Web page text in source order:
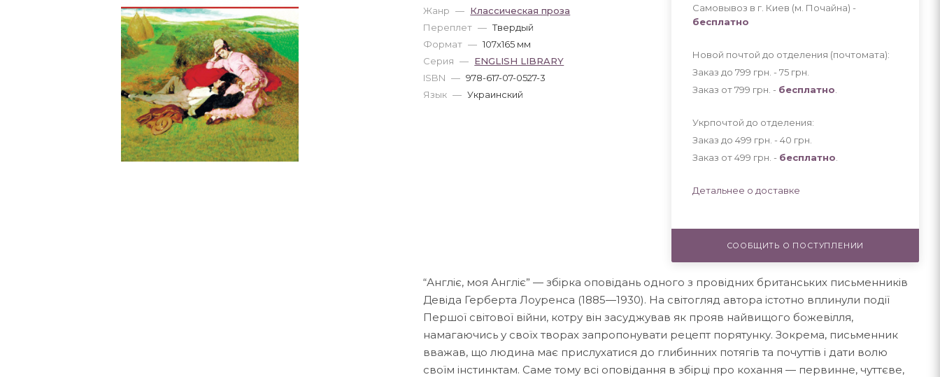
Жанр — Классическая проза
Переплет — Твердый
Формат — 107x165 мм
Серия — ENGLISH LIBRARY
ISBN — 978-617-07-0527-3
Язык — Украинский
Самовывоз в г. Киев (м. Почайна) -
бесплатно
Новой почтой до отделения (почтомата):
Заказ до 799 грн. - 75 грн
Заказ от 799 грн. - бесплатно
Укрпочтой до отделения:
Заказ до 499 грн. - 40 грн
Заказ от 499 грн. - бесплатно
Детальнее о доставке
СООБЩИТЬ О ПОСТУПЛЕНИИ
“Англіє, моя Англіє” — збірка оповідань одного з провідних британських письменників
Девіда Герберта Лоуренса (1885—1930). На світогляд автора істотно вплинули події
Першої світової війни, котру він засуджував як прояв найвищого божевілля,
намагаючись у своїх творах запропонувати рецепт порятунку. Зокрема, письменник
вважав, що людина має прислухатися до глибинних потягів та почуттів і дати волю
своїм інстинктам. Саме тому всі оповідання в збірці про кохання — первинне, чуттєве,